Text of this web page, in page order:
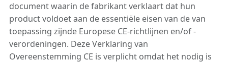
document waarin de fabrikant verklaart dat hun
product voldoet aan de essentiële eisen van de van
toepassing zijnde Europese CE-richtlijnen en/of -
verordeningen. Deze Verklaring van
Overeenstemming CE is verplicht omdat het nodig is